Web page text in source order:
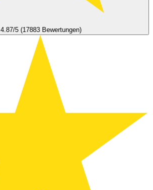
4.87/5 (17883 Bewertungen)